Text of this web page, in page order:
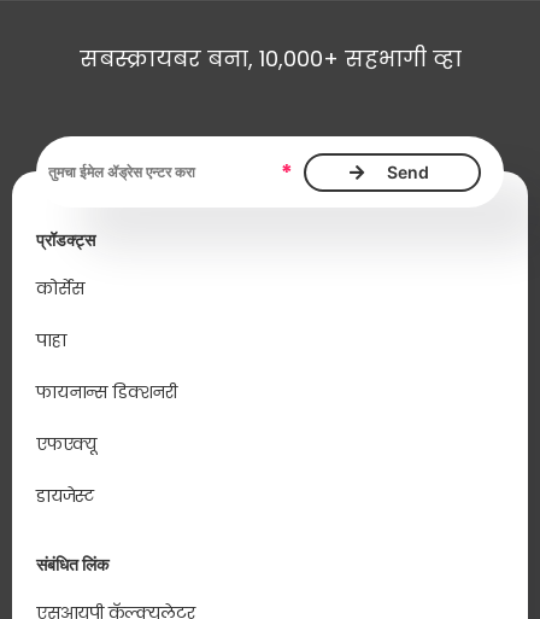
सबस्क्रायबर बना, 10,000+ सहभागी व्हा
ईमेल ॲड्रेस, आवश्यक *
प्रॉडक्ट्स
कोर्सेस
पाहा
फायनान्स डिक्शनरी
एफएक्यू
डायजेस्ट
संबंधित लिंक
एसआयपी कॅल्क्युलेटर